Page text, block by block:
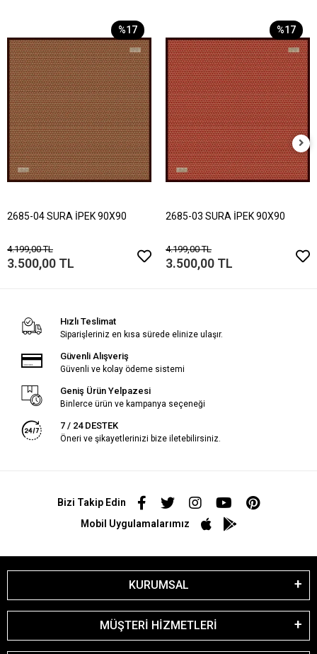
%17
2685-04 SURA İPEK 90X90
4.199,00 TL
3.500,00 TL
%17
2685-03 SURA İPEK 90X90
4.199,00 TL
3.500,00 TL
Hızlı Teslimat
Siparişleriniz en kısa sürede elinize ulaşır.
Güvenli Alışveriş
Güvenli ve kolay ödeme sistemi
Geniş Ürün Yelpazesi
Binlerce ürün ve kampanya seçeneği
7 / 24 DESTEK
Öneri ve şikayetlerinizi bize iletebilirsiniz.
Bizi Takip Edin
Mobil Uygulamalarımız
KURUMSAL
MÜŞTERİ HİZMETLERİ